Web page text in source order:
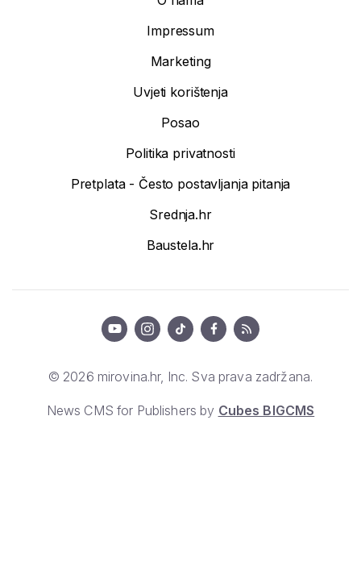
Impressum
Marketing
Uvjeti korištenja
Posao
Politika privatnosti
Pretplata - Često postavljanja pitanja
Srednja.hr
Baustela.hr
© 2026 mirovina.hr, Inc. Sva prava zadržana.
News CMS for Publishers by Cubes BIGCMS